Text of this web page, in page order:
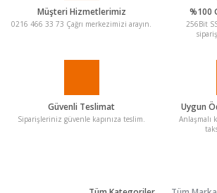
Müşteri Hizmetlerimiz
0216 466 33 73 Çağrı merkezimizi arayın.
%100
256Bit
Güvenli Teslimat
Siparişleriniz güvenle kapınıza teslim.
Uygun
Anlaşmalı